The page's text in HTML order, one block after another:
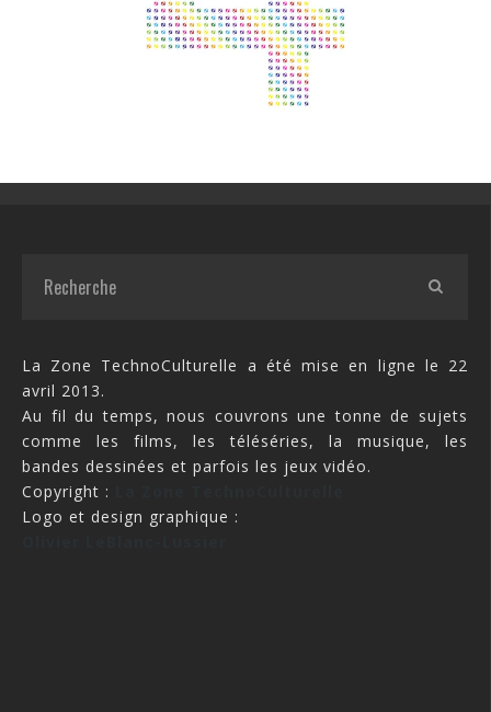
La Zone TechnoCulturelle a été mise en ligne le 22
avril 2013.
Au fil du temps, nous couvrons une tonne de sujets
comme les films, les téléséries, la musique, les
bandes dessinées et parfois les jeux vidéo.
Copyright :
Logo et design graphique :